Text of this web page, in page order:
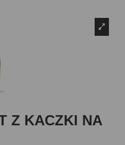
Z KACZKI NA